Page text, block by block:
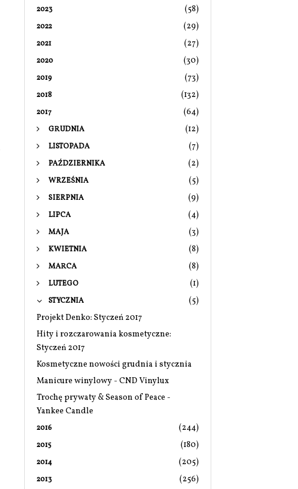
2023 (58)
2022 (29)
2021 (27)
2020 (30)
2019 (73)
2018 (132)
2017 (64)
GRUDNIA (12)
LISTOPADA (7)
PAŹDZIERNIKA (2)
WRZEŚNIA (5)
SIERPNIA (9)
LIPCA (4)
MAJA (3)
KWIETNIA (8)
MARCA (8)
LUTEGO (1)
STYCZNIA
(5)
Projekt Denko: Styczeń 2017
Hity i rozczarowania kosmetyczne:
Styczeń 2017
Kosmetyczne nowości grudnia i stycznia
Manicure winylowy - CND Vinylux
Trochę prywaty & Season of Peace -
Yankee Candle
2016 (244)
2015 (180)
2014 (205)
2013 (256)